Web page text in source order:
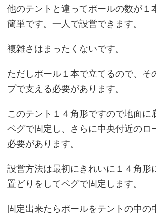
他のテントと違ってポールの数が１
簡単です。一人で設営できます。
複雑さはまったくないです。
ただしポール１本で立てるので、そ
プで支える必要があります。
このテント１４角形ですので地面に
ペグで固定し、さらに中央付近のロ
必要があります。
設営方法は最初にきれいに１４角形
置どりをしてペグで固定します。
固定出来たらポールをテントの中の